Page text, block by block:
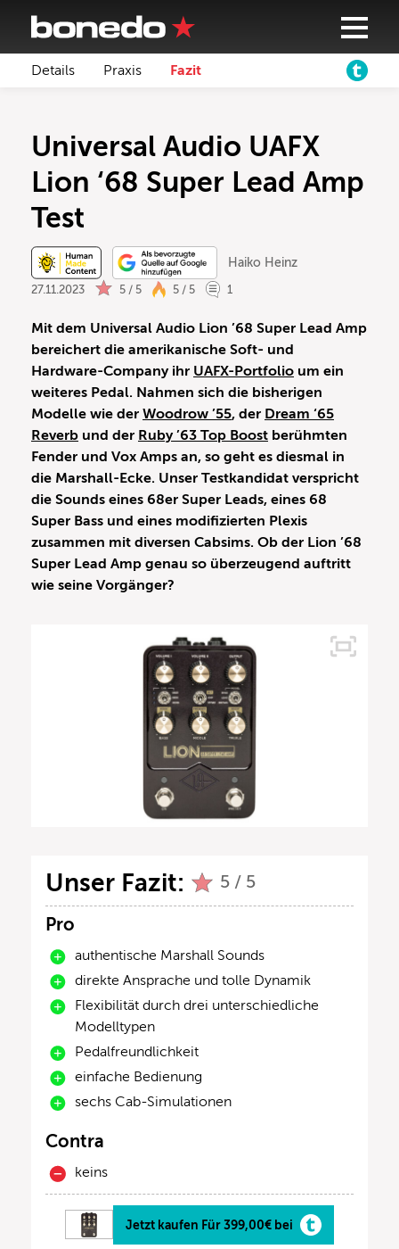
Details Praxis Fazit
Universal Audio UAFX
Lion ‘68 Super Lead Amp
Test
Haiko Heinz
27.11.2023 5 / 5 5 / 5 1
Mit dem Universal Audio Lion ’68 Super Lead Amp
bereichert die amerikanische Soft- und
Hardware-Company ihr UAFX-Portfolio um ein
weiteres Pedal. Nahmen sich die bisherigen
Modelle wie der Woodrow ’55, der Dream ‘65
Reverb und der Ruby ’63 Top Boost berühmten
Fender und Vox Amps an, so geht es diesmal in
die Marshall-Ecke. Unser Testkandidat verspricht
die Sounds eines 68er Super Leads, eines 68
Super Bass und eines modifizierten Plexis
zusammen mit diversen Cabsims. Ob der Lion ’68
Super Lead Amp genau so überzeugend auftritt
wie seine Vorgänger?
Unser Fazit: 5 / 5
Pro
authentische Marshall Sounds
direkte Ansprache und tolle Dynamik
Flexibilität durch drei unterschiedliche
Modelltypen
Pedalfreundlichkeit
einfache Bedienung
sechs Cab-Simulationen
Contra
keins
Jetzt kaufen Für 399,00€ bei